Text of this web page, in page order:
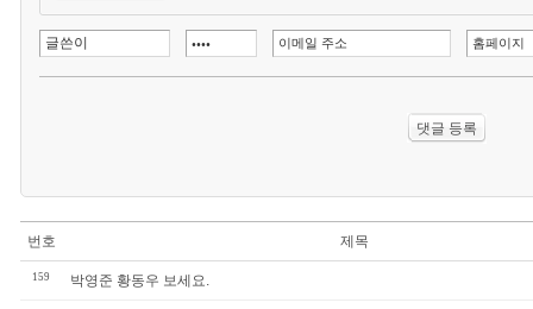
번호 제목
159 박영준 황동우 보세요.